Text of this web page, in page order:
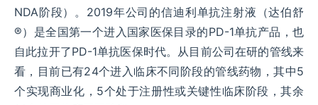
NDA阶段）。2019年公司的信迪利单抗注射液（达伯舒
®）是全国第一个进入国家医保目录的PD-1单抗产品，也
自此拉开了PD-1单抗医保时代。从目前公司在研的管线来
看，目前已有24个进入临床不同阶段的管线药物，其中5
个实现商业化，5个处于注册性或关键性临床阶段，其余